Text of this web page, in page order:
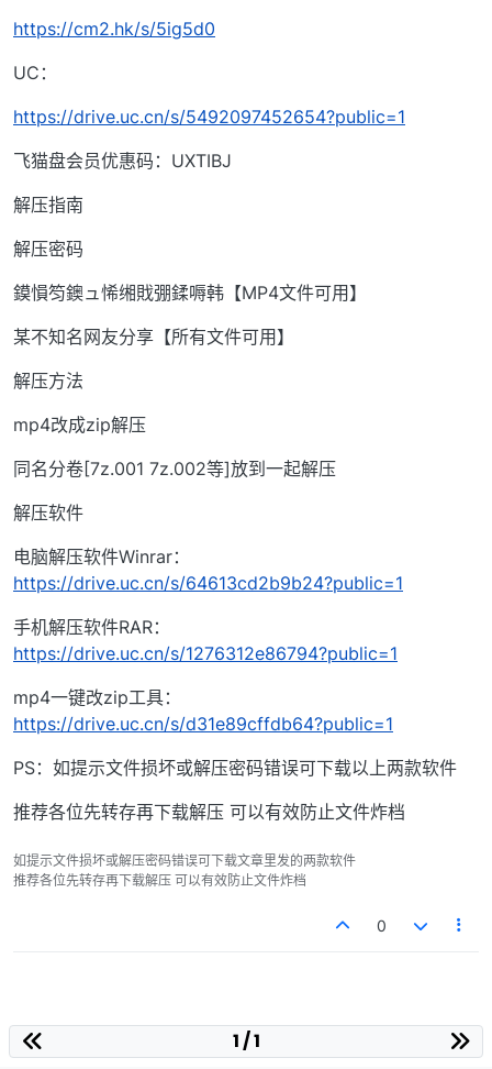
https://cm2.hk/s/5ig5d0
UC：
https://drive.uc.cn/s/5492097452654?public=1
飞猫盘会员优惠码：UXTIBJ
解压指南
解压密码
鏌愪笉鐭ュ悕缃戝弸鍒嗕韩【MP4文件可用】
某不知名网友分享【所有文件可用】
解压方法
mp4改成zip解压
同名分卷[7z.001 7z.002等]放到一起解压
解压软件
电脑解压软件Winrar：
https://drive.uc.cn/s/64613cd2b9b24?public=1
手机解压软件RAR：
https://drive.uc.cn/s/1276312e86794?public=1
mp4一键改zip工具：
https://drive.uc.cn/s/d31e89cffdb64?public=1
PS：如提示文件损坏或解压密码错误可下载以上两款软件
推荐各位先转存再下载解压 可以有效防止文件炸档
如提示文件损坏或解压密码错误可下载文章里发的两款软件
推荐各位先转存再下载解压 可以有效防止文件炸档
0
1 / 1